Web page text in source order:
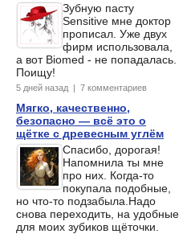
Зубную пасту
Sensitive мне доктор
прописал. Уже двух
фирм использовала,
а вот Biomed - не попадалась.
Поищу!
5 дней назад | 7 комментариев
Мягко, качественно,
безопасно — всё это о
щётке с древесным углём
Спасибо, дорогая!
Напомнила ты мне
про них. Когда-то
покупала подобные,
но что-то подзабыла.Надо
снова переходить, на удобные
для моих зубиков щёточки.